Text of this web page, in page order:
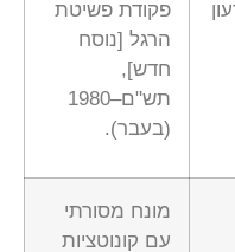
פקודת פשיטת
הרגל [נוסח
חדש],
תש"ם–1980
(בעבר).
מונח מסורתי
עם קונוטציות